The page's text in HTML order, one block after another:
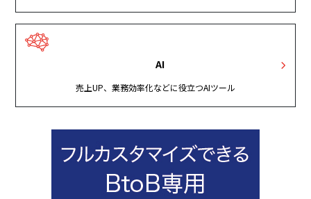
AI
売上UP、業務効率化などに役立つAIツール